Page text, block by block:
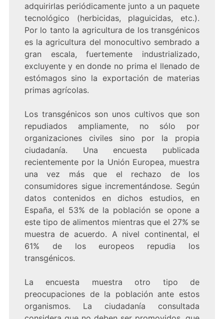
adquirirlas periódicamente junto a un paquete
tecnológico (herbicidas, plaguicidas, etc.).
Por lo tanto la agricultura de los transgénicos
es la agricultura del monocultivo sembrado a
gran escala, fuertemente industrializado,
excluyente y en donde no prima el llenado de
estómagos sino la exportación de materias
primas agrícolas.
Los transgénicos son unos cultivos que son
repudiados ampliamente, no sólo por
organizaciones civiles sino por la propia
ciudadanía. Una encuesta publicada
recientemente por la Unión Europea, muestra
una vez más que el rechazo de los
consumidores sigue incrementándose. Según
datos contenidos en dichos estudios, en
España, el 53% de la población se opone a
este tipo de alimentos mientras que el 27% se
muestra de acuerdo. A nivel continental, el
61% de los europeos repudia los
transgénicos.
La encuesta muestra otro tipo de
preocupaciones de la población ante estos
organismos. La ciudadanía consultada